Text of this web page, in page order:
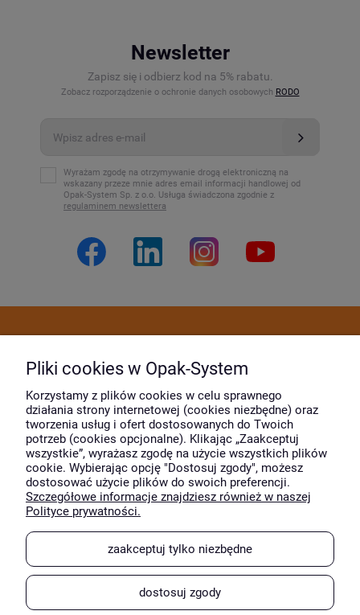
Newsletter
Zapisz się i odbierz kod na 5% rabatu.
Zobacz rozporządzenie o ochronie danych osobowych RODO
Wyrażam zgodę na otrzymywanie drogą elektroniczną na
wskazany przeze mnie adres email informacji handlowej od
Opak-System Sp. z o.o. Usługa świadczona zgodnie z
regulaminem newslettera
Moje konto
O firmie
Wyróżnili nas
Pliki cookies w Opak-System
Korzystamy z plików cookies w celu sprawnego
działania strony internetowej (cookies niezbędne) oraz
tworzenia usług i ofert dostosowanych do Twoich
potrzeb (cookies opcjonalne). Klikając „Zaakceptuj
wszystkie”, wyrażasz zgodę na użycie wszystkich plików
cookie. Wybierając opcję "Dostosuj zgody", możesz
dostosować użycie plików do swoich preferencji.
Szczegółowe informacje znajdziesz również w naszej
Polityce prywatności.
zaakceptuj tylko niezbędne
dostosuj zgody